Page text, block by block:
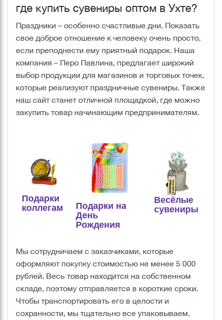
где купить сувениры оптом в Ухте?
Праздники – особенно счастливые дни. Показать
свое доброе отношение к человеку очень просто,
если преподнести ему приятный подарок. Наша
компания – Перо Павлина, предлагает широкий
выбор продукции для магазинов и торговых точек,
которые реализуют праздничные сувениры. Также
наш сайт станет отличной площадкой, где можно
закупить товар начинающим предпринимателям.
Подарки
коллегам
Подарки на
День
Рождения
Весёлые
сувениры
Мы сотрудничаем с заказчиками, которые
оформляют покупку стоимостью не менее 5 000
рублей. Весь товар находится на собственном
складе, поэтому отправляется в короткие сроки.
Чтобы транспортировать его в целости и
сохранности, мы тщательно все упаковываем.